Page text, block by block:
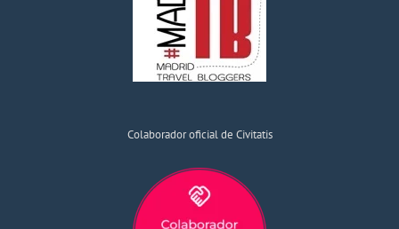
Colaborador oficial de Civitatis